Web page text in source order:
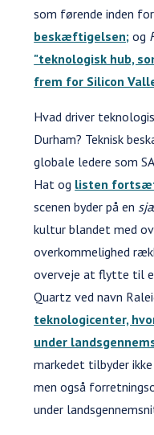
som førende inden
beskæftigelsen; og
"teknologisk hub,
frem for Silicon
Hvad driver
Durham? Teknisk
globale ledere som
Hat og listen
scenen byder på en
kultur blandet med
overkommelighed
overveje at flytte til
Quartz ved navn
teknologicenter,
under
markedet tilbyder
men også
under